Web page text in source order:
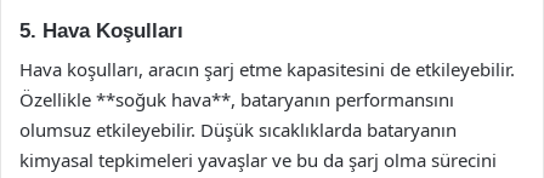
5. Hava Koşulları
Hava koşulları, aracın şarj etme kapasitesini de etkileyebilir.
Özellikle **soğuk hava**, bataryanın performansını
olumsuz etkileyebilir. Düşük sıcaklıklarda bataryanın
kimyasal tepkimeleri yavaşlar ve bu da şarj olma sürecini